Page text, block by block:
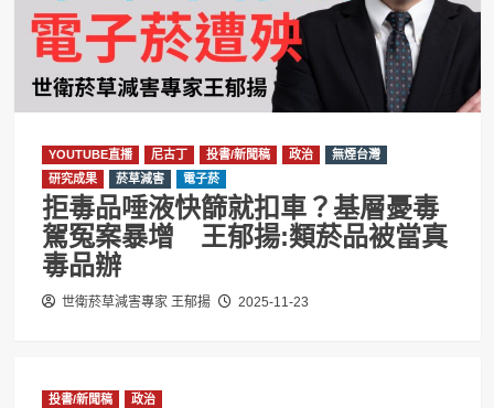
YOUTUBE直播 尼古丁 投書/新聞稿 政治
無煙台灣
研究成果
菸草減害 電子菸
拒毒品唾液快篩就扣車？基層憂毒
駕冤案暴增 王郁揚:類菸品被當真
毒品辦
世衛菸草減害專家 王郁揚 2025-11-23
投書/新聞稿 政治